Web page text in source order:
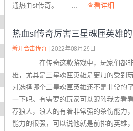
通热血sf传奇。 ...
查看详细
热血sf传奇厉害三星魂匣英雄
新开合击传奇| 2022年08月29日
在传奇这款游戏中，玩家们都非
雄，尤其是三星魂匣英雄是更加的受到
对选择哪个三星魂匣英雄还不是非常的
一下吧。有需要的玩家可以跟随我去
荐狼人，浪人的有着非常强的杀伤能力
能力的很强，可以说他就是前排的英雄